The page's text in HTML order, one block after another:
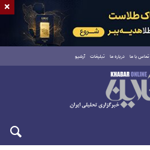
تماس با ما درباره ما تبلیغات آرشیو
×